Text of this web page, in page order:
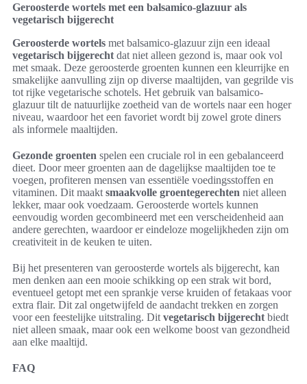
Geroosterde wortels met een balsamico-glazuur als
vegetarisch bijgerecht
Geroosterde wortels met balsamico-glazuur zijn een ideaal
vegetarisch bijgerecht dat niet alleen gezond is, maar ook vol
met smaak. Deze geroosterde groenten kunnen een kleurrijke en
smakelijke aanvulling zijn op diverse maaltijden, van gegrilde vis
tot rijke vegetarische schotels. Het gebruik van balsamico-
glazuur tilt de natuurlijke zoetheid van de wortels naar een hoger
niveau, waardoor het een favoriet wordt bij zowel grote diners
als informele maaltijden.
Gezonde groenten spelen een cruciale rol in een gebalanceerd
dieet. Door meer groenten aan de dagelijkse maaltijden toe te
voegen, profiteren mensen van essentiële voedingsstoffen en
vitaminen. Dit maakt smaakvolle groentegerechten niet alleen
lekker, maar ook voedzaam. Geroosterde wortels kunnen
eenvoudig worden gecombineerd met een verscheidenheid aan
andere gerechten, waardoor er eindeloze mogelijkheden zijn om
creativiteit in de keuken te uiten.
Bij het presenteren van geroosterde wortels als bijgerecht, kan
men denken aan een mooie schikking op een strak wit bord,
eventueel getopt met een sprankje verse kruiden of fetakaas voor
extra flair. Dit zal ongetwijfeld de aandacht trekken en zorgen
voor een feestelijke uitstraling. Dit vegetarisch bijgerecht biedt
niet alleen smaak, maar ook een welkome boost van gezondheid
aan elke maaltijd.
FAQ